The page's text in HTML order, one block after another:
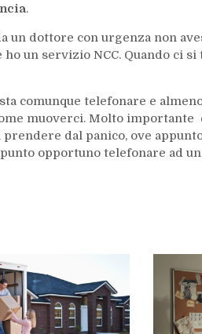
.
un dottore con urgenza non
un servizio NCC. Quando ci
comunque telefonare e
muoverci. Molto importante
dal panico, ove
opportuno telefonare ad